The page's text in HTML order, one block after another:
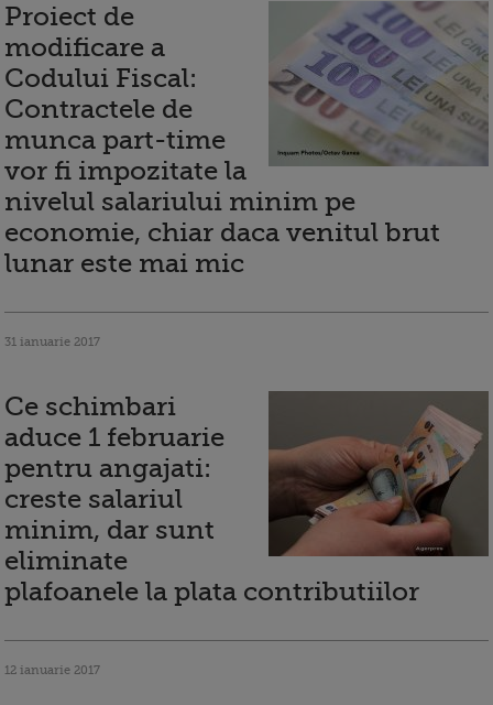
Proiect de
modificare a
Codului Fiscal:
Contractele de
munca part-time
vor fi impozitate la
nivelul salariului minim pe
economie, chiar daca venitul brut
lunar este mai mic
31 ianuarie 2017
Ce schimbari
aduce 1 februarie
pentru angajati:
creste salariul
minim, dar sunt
eliminate
plafoanele la plata contributiilor
12 ianuarie 2017